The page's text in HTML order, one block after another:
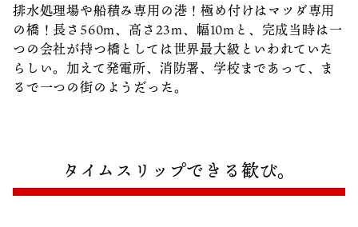
排水処理場や船積み専用の港！極め付けはマツダ専用
の橋！長さ560m、高さ23m、幅10mと、完成当時は一
つの会社が持つ橋としては世界最大級といわれていた
らしい。加えて発電所、消防署、学校まであって、ま
るで一つの街のようだった。
タイムスリップできる歓び。